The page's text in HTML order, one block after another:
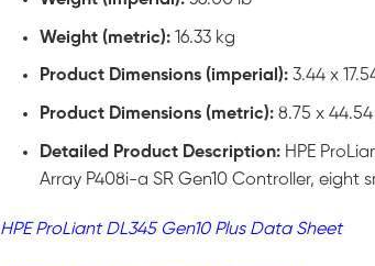
Weight (metric): 16.33 kg
Product Dimensions (imperial): 3.44 x
Product Dimensions (metric): 8.75 x 44.54
Detailed Product Description: HPE
Array P408i-a SR Gen10 Controller,
HPE ProLiant DL345 Gen10 Plus Data Sheet